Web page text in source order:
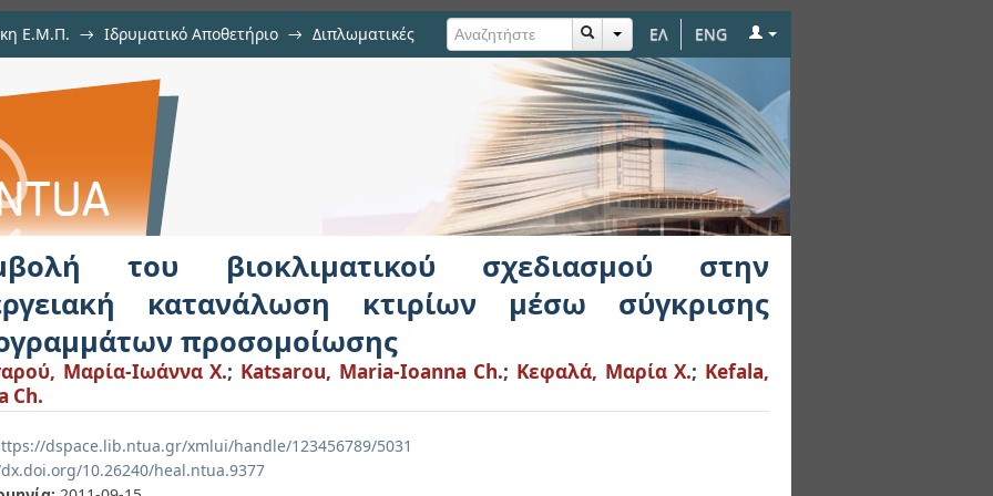
ΕΛ ENG
Ε.Μ.Π. → Ιδρυματικό Αποθετήριο → Διπλωματικές
σχεδιασμού στην ενεργειακή κατανάλωση
προγραμμάτων προσομοίωσης
του βιοκλιματικού σχεδιασμού στην
κατανάλωση κτιρίων μέσω σύγκρισης
προσομοίωσης
Μαρία-Ιωάννα Χ.; Katsarou, Maria-Ioanna Ch.; Κεφαλά, Μαρία Χ.; Kefala,
Ch.
dspace.lib.ntua.gr/xmlui/handle/123456789/5031
10.26240/heal.ntua.9377